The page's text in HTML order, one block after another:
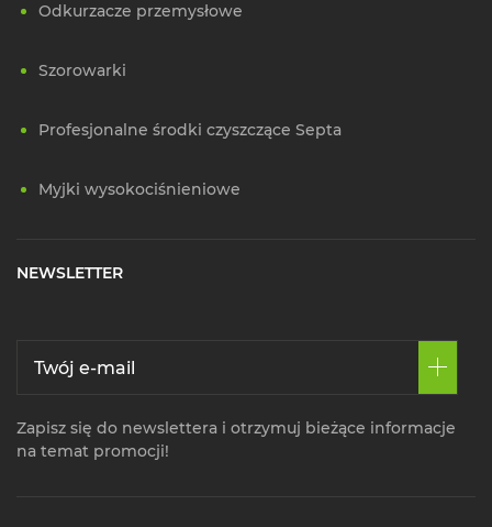
Odkurzacze przemysłowe
Szorowarki
Profesjonalne środki czyszczące Septa
Myjki wysokociśnieniowe
NEWSLETTER
Zapisz się do newslettera i otrzymuj bieżące informacje
na temat promocji!